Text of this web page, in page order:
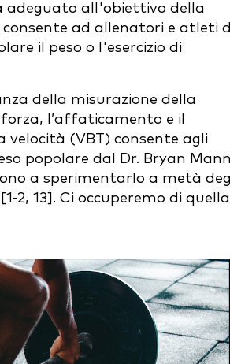
adeguato all'obiettivo della
ad allenatori e atleti
il peso o l'esercizio di
della misurazione della
l’affaticamento e il
velocità (VBT) consente agli
popolare dal Dr. Bryan
a sperimentarlo a metà
2, 13]. Ci occuperemo di quella